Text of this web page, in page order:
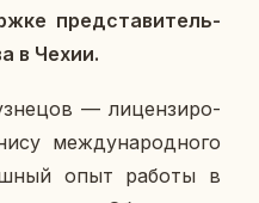
пред­ста­ви­тель­
в Чехии.
— ли­цен­зи­ро­
меж­ду­на­род­но­го
опыт работы в